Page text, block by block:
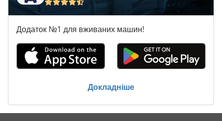
Важіль Прес
Виробничий Центр
Кельтські Верстат
Поворотною Головкою
Стенд Прес
Додаток №1 для вживаних машин!
Докладніше